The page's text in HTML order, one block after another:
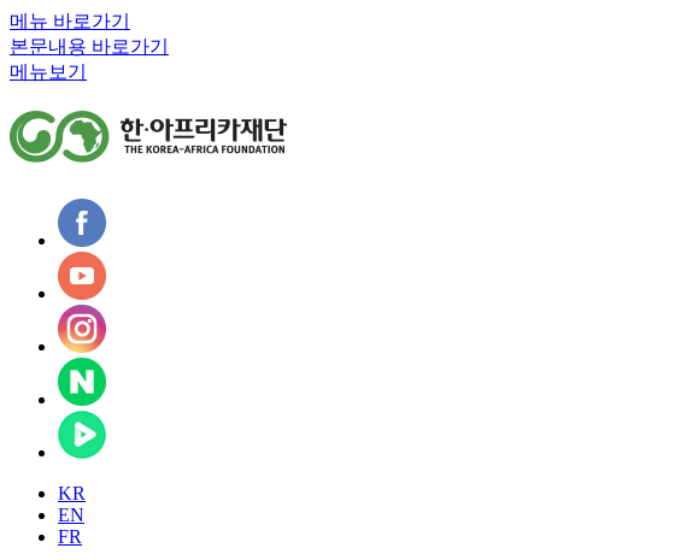
메뉴 바로가기
본문내용 바로가기
메뉴보기
KR
EN
FR